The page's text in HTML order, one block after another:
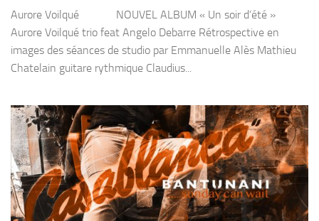
Aurore Voilqué NOUVEL ALBUM « Un soir d’été »
Aurore Voilqué trio feat Angelo Debarre Rétrospective en
images des séances de studio par Emmanuelle Alès Mathieu
Chatelain guitare rythmique Claudius...